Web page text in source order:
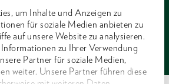
um Inhalte und Anzeigen zu
für soziale Medien anbieten zu
auf unsere Website zu analysieren.
zu Ihrer Verwendung
Partner für soziale Medien,
weiter. Unsere Partner führen diese
Kontakt